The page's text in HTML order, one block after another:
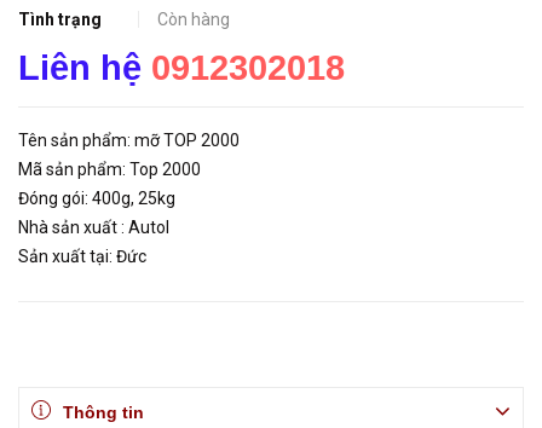
Tình trạng
Còn hàng
Liên hệ 0912302018
Tên sản phẩm: mỡ TOP 2000
Mã sản phẩm: Top 2000
Đóng gói: 400g, 25kg
Nhà sản xuất : Autol
Sản xuất tại: Đức
Thông tin